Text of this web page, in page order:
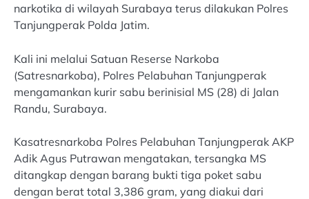
narkotika di wilayah Surabaya terus dilakukan Polres
Tanjungperak Polda Jatim.
Kali ini melalui Satuan Reserse Narkoba
(Satresnarkoba), Polres Pelabuhan Tanjungperak
mengamankan kurir sabu berinisial MS (28) di Jalan
Randu, Surabaya.
Kasatresnarkoba Polres Pelabuhan Tanjungperak AKP
Adik Agus Putrawan mengatakan, tersangka MS
ditangkap dengan barang bukti tiga poket sabu
dengan berat total 3,386 gram, yang diakui dari